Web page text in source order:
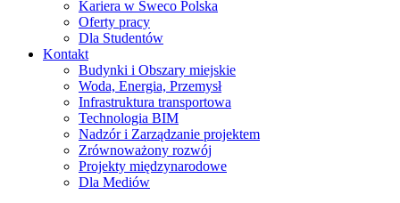
Kariera w Sweco Polska
Oferty pracy
Dla Studentów
Kontakt
Budynki i Obszary miejskie
Woda, Energia, Przemysł
Infrastruktura transportowa
Technologia BIM
Nadzór i Zarządzanie projektem
Zrównoważony rozwój
Projekty międzynarodowe
Dla Mediów